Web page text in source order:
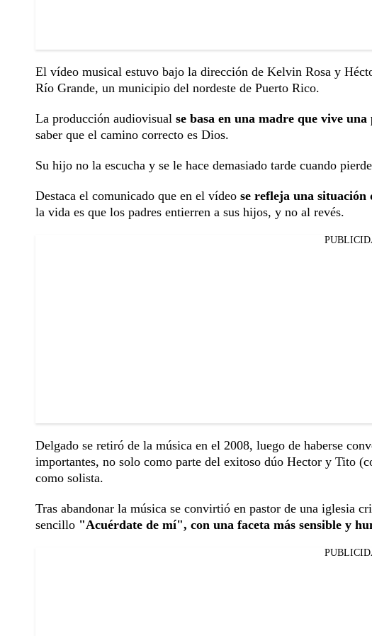
El vídeo musical estuvo bajo la dirección de Kelvin Rosa y
Río Grande, un municipio del nordeste de Puerto Rico.
La producción audiovisual se basa en una madre que vive
saber que el camino correcto es Dios.
Su hijo no la escucha y se le hace demasiado tarde cuando
Destaca el comunicado que en el vídeo se refleja una
la vida es que los padres entierren a sus hijos, y no al revés.
Delgado se retiró de la música en el 2008, luego de haberse
importantes, no solo como parte del exitoso dúo Hector y Tito
como solista.
Tras abandonar la música se convirtió en pastor de una iglesia
sencillo "Acuérdate de mí", con una faceta más sensible y